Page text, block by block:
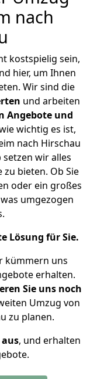
nach
kostspielig sein,
hier, um Ihnen
Wir sind die
und arbeiten
Angebote und
wichtig es ist,
nach Hirschau
setzen wir alles
bieten. Ob Sie
oder ein großes
umgezogen
Lösung für Sie.
kümmern uns
erhalten.
Sie uns noch
Umzug von
zu planen.
, und erhalten